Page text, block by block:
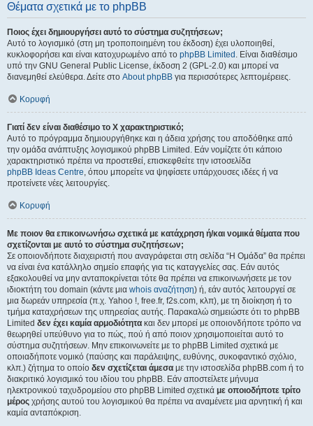
Θέματα σχετικά με το phpBB
Ποιος έχει δημιουργήσει αυτό το σύστημα συζητήσεων;
Αυτό το λογισμικό (στη μη τροποποιημένη του έκδοση) έχει υλοποιηθεί,
κυκλοφορήσει και είναι κατοχυρωμένο από το phpBB Limited . Είναι διαθέσιμο
υπό την GNU General Public License, έκδοση 2 (GPL-2.0) και μπορεί να
διανεμηθεί ελεύθερα. Δείτε στο About phpBB για περισσότερες λεπτομέρειες.
Κορυφή
Γιατί δεν είναι διαθέσιμο το Χ χαρακτηριστικό;
Αυτό το πρόγραμμα δημιουργήθηκε και η άδεια χρήσης του αποδόθηκε από
την ομάδα ανάπτυξης λογισμικού phpBB Limited. Εάν νομίζετε ότι κάποιο
χαρακτηριστικό πρέπει να προστεθεί, επισκεφθείτε την ιστοσελίδα
phpBB Ideas Centre, όπου μπορείτε να ψηφίσετε υπάρχουσες ιδέες ή να
προτείνετε νέες λειτουργίες.
Κορυφή
Με ποιον θα επικοινωνήσω σχετικά με κατάχρηση ή/και νομικά θέματα που
σχετίζονται με αυτό το σύστημα συζητήσεων;
Σε οποιονδήποτε διαχειριστή που αναγράφεται στη σελίδα “Η Ομάδα” θα πρέπει
να είναι ένα κατάλληλο σημείο επαφής για τις καταγγελίες σας. Εάν αυτός
εξακολουθεί να μην ανταποκρίνεται τότε θα πρέπει να επικοινωνήσετε με τον
ιδιοκτήτη του domain (κάντε μια whois αναζήτηση) ή, εάν αυτός λειτουργεί σε
μια δωρεάν υπηρεσία (π.χ. Yahoo !, free.fr, f2s.com, κλπ), με τη διοίκηση ή το
τμήμα καταχρήσεων της υπηρεσίας αυτής. Παρακαλώ σημειώστε ότι το phpBB
Limited δεν έχει καμία αρμοδιότητα και δεν μπορεί με οποιονδήποτε τρόπο να
θεωρηθεί υπεύθυνο για το πώς, πού ή από ποιον χρησιμοποιείται αυτό το
σύστημα συζητήσεων. Μην επικοινωνείτε με το phpBB Limited σχετικά με
οποιαδήποτε νομικό (παύσης και παράλειψης, ευθύνης, συκοφαντικό σχόλιο,
κλπ.) ζήτημα το οποίο δεν σχετίζεται άμεσα με την ιστοσελίδα phpBB.com ή το
διακριτικό λογισμικό του ιδίου του phpBB. Εάν αποστείλετε μήνυμα
ηλεκτρονικού ταχυδρομείου στο phpBB Limited σχετικά με οποιοδήποτε τρίτο
μέρος χρήσης αυτού του λογισμικού θα πρέπει να αναμένετε μια αρνητική ή και
καμία ανταπόκριση.